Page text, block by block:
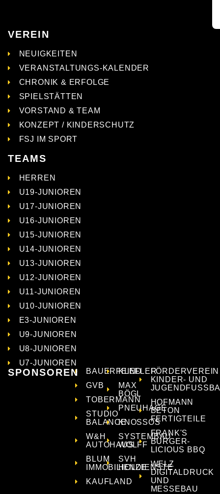
VEREIN
NEUIGKEITEN
VERANSTALTUNGS-KALENDER
CHRONIK & ERFOLGE
SPIELSTÄTTEN
VORSTAND & TEAM
KONZEPT / KINDERSCHUTZ
FSJ IM SPORT
TEAMS
HERREN
U19-JUNIOREN
U17-JUNIOREN
U16-JUNIOREN
U15-JUNIOREN
U14-JUNIOREN
U13-JUNIOREN
U12-JUNIOREN
U11-JUNIOREN
U10-JUNIOREN
E3-JUNIOREN
U9-JUNIOREN
U8-JUNIOREN
U7-JUNIOREN
SPONSOREN
BAUERFEIND
GVB
TOBERMANN
STUDIO
BALANCE
W&H
AUTOHAUS
BLUM
IMMOBILIENDIENSTE
KAUFLAND
KLEFLER
MAX
BÖGL
PNEUHAGE
KNOSSOS
SYSTEMBAU
WOLFF
SVH
HOLZE
FÖRDERVEREIN
KINDER- UND
HOFMANN
BETON
FERTIGTEILE
FRANK'S
BURGER-
LICIOUS BBQ
WELZ
DIGITALDRUCK
UND
MESSEBAU